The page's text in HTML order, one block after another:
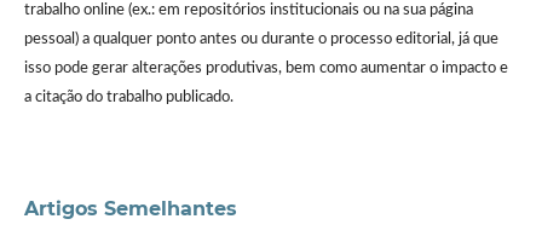
trabalho online (ex.: em repositórios institucionais ou na sua página
pessoal) a qualquer ponto antes ou durante o processo editorial, já que
isso pode gerar alterações produtivas, bem como aumentar o impacto e
a citação do trabalho publicado.
Artigos Semelhantes